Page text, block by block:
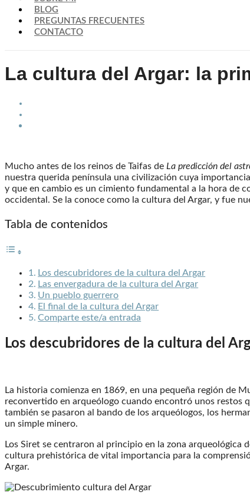
BLOG
PREGUNTAS FRECUENTES
CONTACTO
La cultura del Argar: la
Mucho antes de los reinos de Taifas de La predicción del
nuestra querida península una civilización cuya
y que en cambio es un cimiento fundamental a la hora de
occidental. Se la conoce como la cultura del Argar, y fue
Tabla de contenidos
Los descubridores de la cultura del Argar
Las envergadura de la cultura del Argar
Un pueblo guerrero
El final de la cultura del Argar
Comparte este/a entrada
Los descubridores de la cultura del
La historia comienza en 1869, en una pequeña región de
reconvertido en arqueólogo cuando encontró unos restos
también se pasaron al bando de los arqueólogos, los
un simple minero.
Los Siret se centraron al principio en la zona arqueológica
cultura prehistórica de vital importancia para la
Argar.